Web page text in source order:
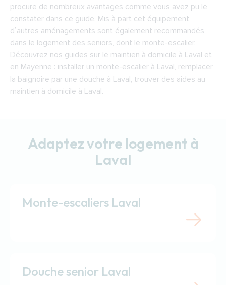
procure de nombreux avantages comme vous avez pu le
constater dans ce guide. Mis à part cet équipement,
d’autres aménagements sont également recommandés
dans le logement des seniors, dont le monte-escalier.
Découvrez nos guides sur le maintien à domicile à Laval et
en Mayenne : installer un monte-escalier à Laval, remplacer
la baignoire par une douche à Laval, trouver des aides au
maintien à domicile à Laval.
Adaptez votre logement à
Laval
Monte-escaliers Laval
Douche senior Laval